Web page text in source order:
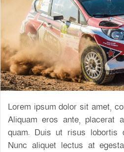
Lorem ipsum dolor sit amet,
Aliquam eros ante, placerat
quam. Duis ut risus lobortis
Nunc aliquet lectus at